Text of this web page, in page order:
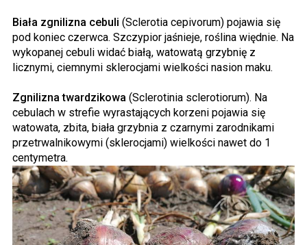
Biała zgnilizna cebuli (Sclerotia cepivorum) pojawia się
pod koniec czerwca. Szczypior jaśnieje, roślina więdnie. Na
wykopanej cebuli widać białą, watowatą grzybnię z
licznymi, ciemnymi sklerocjami wielkości nasion maku.
Zgnilizna twardzikowa (Sclerotinia sclerotiorum). Na
cebulach w strefie wyrastających korzeni pojawia się
watowata, zbita, biała grzybnia z czarnymi zarodnikami
przetrwalnikowymi (sklerocjami) wielkości nawet do 1
centymetra.